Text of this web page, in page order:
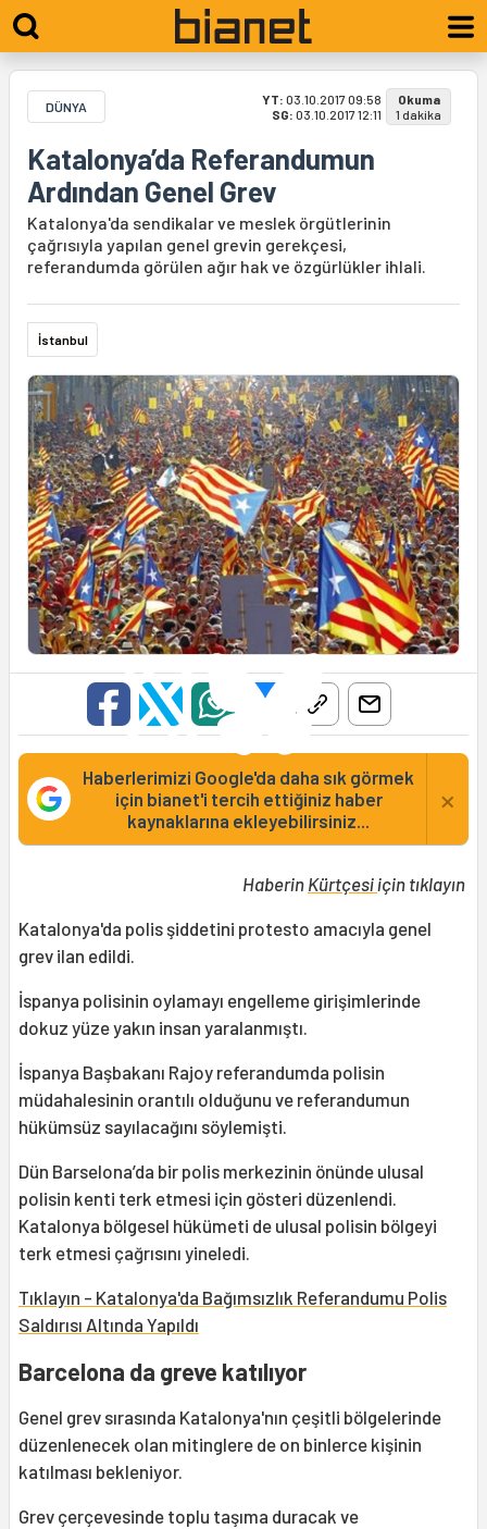
DÜNYA YT: 03.10.2017 09:58
SG: 03.10.2017 12:11
Okuma
1 dakika
Katalonya’da Referandumun
Ardından Genel Grev
Katalonya'da sendikalar ve meslek örgütlerinin
çağrısıyla yapılan genel grevin gerekçesi,
referandumda görülen ağır hak ve özgürlükler ihlali.
İstanbul
Haberlerimizi Google'da daha sık görmek
için bianet'i tercih ettiğiniz haber
kaynaklarına ekleyebilirsiniz...
×
Haberin Kürtçesiiçin tıklayın
Katalonya'da polis şiddetini protesto amacıyla genel
grev ilan edildi.
İspanya polisinin oylamayı engelleme girişimlerinde
dokuz yüze yakın insan yaralanmıştı.
İspanya Başbakanı Rajoy referandumda polisin
müdahalesinin orantılı olduğunu ve referandumun
hükümsüz sayılacağını söylemişti.
Dün Barselona’da bir polis merkezinin önünde ulusal
polisin kenti terk etmesi için gösteri düzenlendi.
Katalonya bölgesel hükümeti de ulusal polisin bölgeyi
terk etmesi çağrısını yineledi.
Tıklayın - Katalonya'da Bağımsızlık Referandumu Polis
Saldırısı Altında Yapıldı
Barcelona da greve katılıyor
Genel grev sırasında Katalonya'nın çeşitli bölgelerinde
düzenlenecek olan mitinglere de on binlerce kişinin
katılması bekleniyor.
Grev çerçevesinde toplu taşıma duracak ve